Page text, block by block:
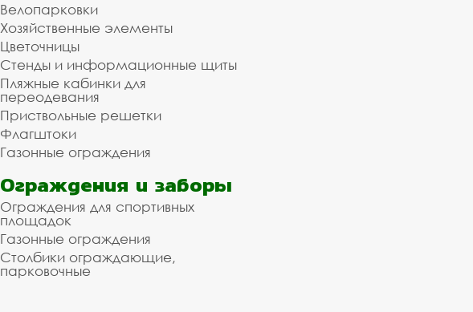
Велопарковки
Хозяйственные элементы
Цветочницы
Стенды и информационные щиты
Пляжные кабинки для
переодевания
Приствольные решетки
Флагштоки
Газонные ограждения
Ограждения и заборы
Ограждения для спортивных
площадок
Газонные ограждения
Столбики ограждающие,
парковочные